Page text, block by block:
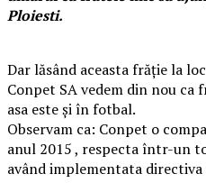
Ploiesti.
Dar lăsând aceasta frăție la
Conpet SA vedem din nou ca
asa este și în fotbal.
Observam ca: Conpet o
anul 2015 , respecta într-un
având implementata